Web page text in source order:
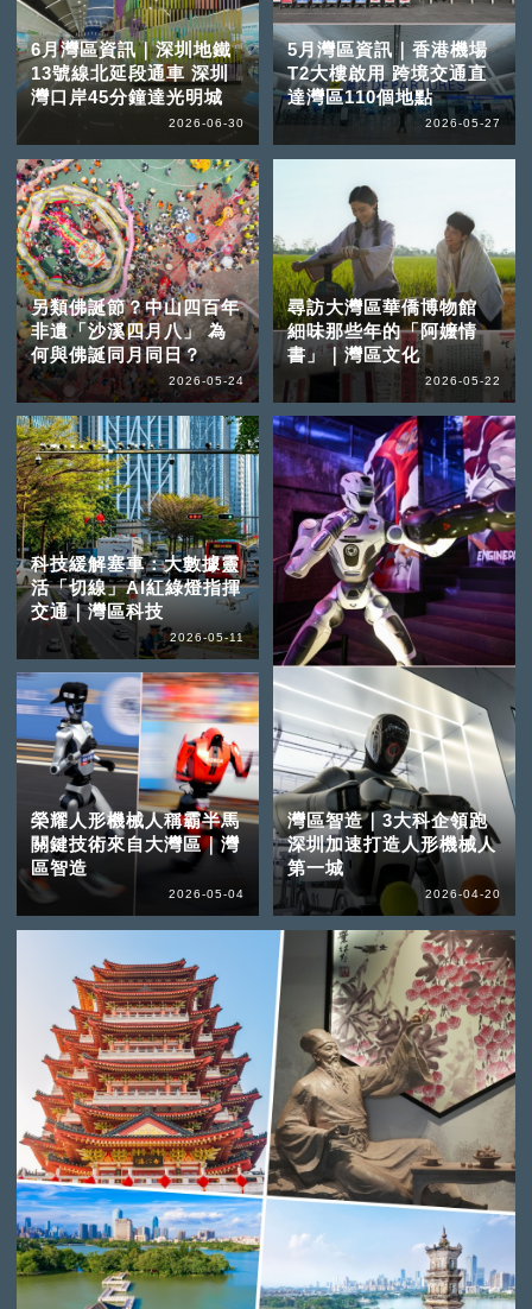
6月灣區資訊｜深圳地鐵
13號線北延段通車 深圳
灣口岸45分鐘達光明城
2026-06-30
5月灣區資訊｜香港機場
T2大樓啟用 跨境交通直
達灣區110個地點
2026-05-27
另類佛誕節？中山四百年
非遺「沙溪四月八」 為
何與佛誕同月同日？
2026-05-24
尋訪大灣區華僑博物館
細味那些年的「阿嬤情
書」｜灣區文化
2026-05-22
科技緩解塞車：大數據靈
活「切線」AI紅綠燈指揮
交通｜灣區科技
2026-05-11
榮耀人形機械人稱霸半馬
關鍵技術來自大灣區｜灣
區智造
2026-05-04
灣區智造｜3大科企領跑
深圳加速打造人形機械人
第一城
2026-04-20